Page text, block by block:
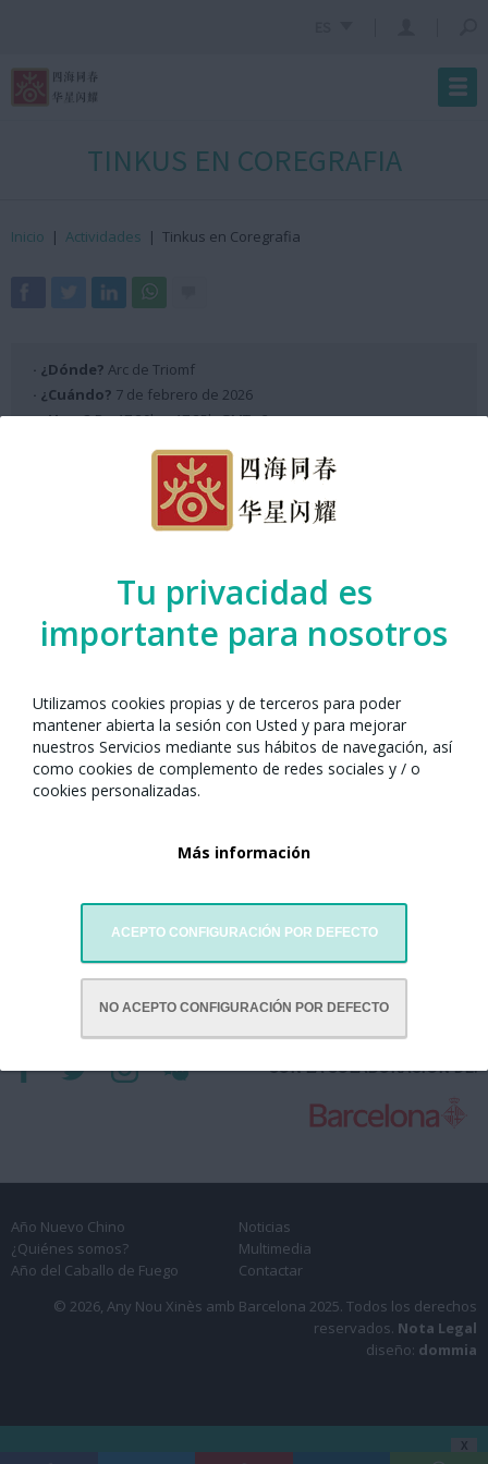
Tu privacidad es
importante para nosotros
Utilizamos cookies propias y de terceros para poder
mantener abierta la sesión con Usted y para mejorar
nuestros Servicios mediante sus hábitos de navegación, así
como cookies de complemento de redes sociales y / o
cookies personalizadas.
Más información
ACEPTO CONFIGURACIÓN POR DEFECTO
NO ACEPTO CONFIGURACIÓN POR DEFECTO
TINKUS EN COREGRAFIA
Inicio | Actividades | Tinkus en Coregrafia
· ¿Dónde? Arc de Triomf
· ¿Cuándo? 7 de febrero de 2026
· ¿Hora?De 17:30h a 17:35h GMT +2
Programación Escenario ANX 2026
Organizado por el Any Nou Xinès amb
Tiataco USA Filial Barcelona
CON LA COLABORACIÓN DE:
Año Nuevo Chino
¿Quiénes somos?
Año del Caballo de Fuego
Noticias
Multimedia
Contactar
© 2026, Any Nou Xinès amb Barcelona 2025. Todos los derechos
reservados. Nota Legal
diseño: dommia
X